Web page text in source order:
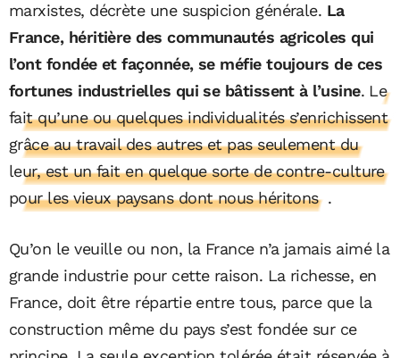
marxistes, décrète une suspicion générale. La
France, héritière des communautés agricoles qui
l’ont fondée et façonnée, se méfie toujours de ces
fortunes industrielles qui se bâtissent à l’usine. Le
fait qu’une ou quelques individualités s’enrichissent
grâce au travail des autres et pas seulement du
leur, est un fait en quelque sorte de contre-culture
pour les vieux paysans dont nous héritons .
Qu’on le veuille ou non, la France n’a jamais aimé la
grande industrie pour cette raison. La richesse, en
France, doit être répartie entre tous, parce que la
construction même du pays s’est fondée sur ce